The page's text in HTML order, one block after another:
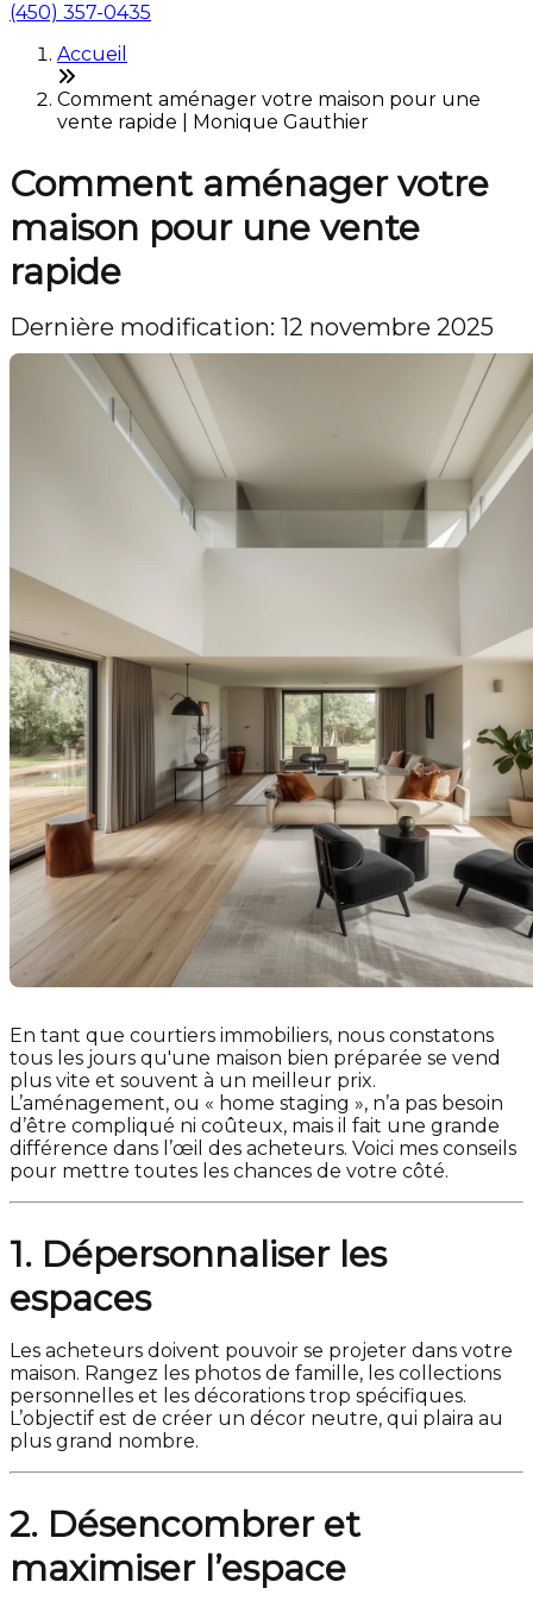
(450) 357-0435
Accueil
Comment aménager votre maison pour une
vente rapide | Monique Gauthier
Comment aménager votre
maison pour une vente
rapide
Dernière modification: 12 novembre 2025
En tant que courtiers immobiliers, nous constatons
tous les jours qu'une maison bien préparée se vend
plus vite et souvent à un meilleur prix.
L’aménagement, ou « home staging », n’a pas besoin
d’être compliqué ni coûteux, mais il fait une grande
différence dans l’œil des acheteurs. Voici mes conseils
pour mettre toutes les chances de votre côté.
1. Dépersonnaliser les
espaces
Les acheteurs doivent pouvoir se projeter dans votre
maison. Rangez les photos de famille, les collections
personnelles et les décorations trop spécifiques.
L’objectif est de créer un décor neutre, qui plaira au
plus grand nombre.
2. Désencombrer et
maximiser l’espace